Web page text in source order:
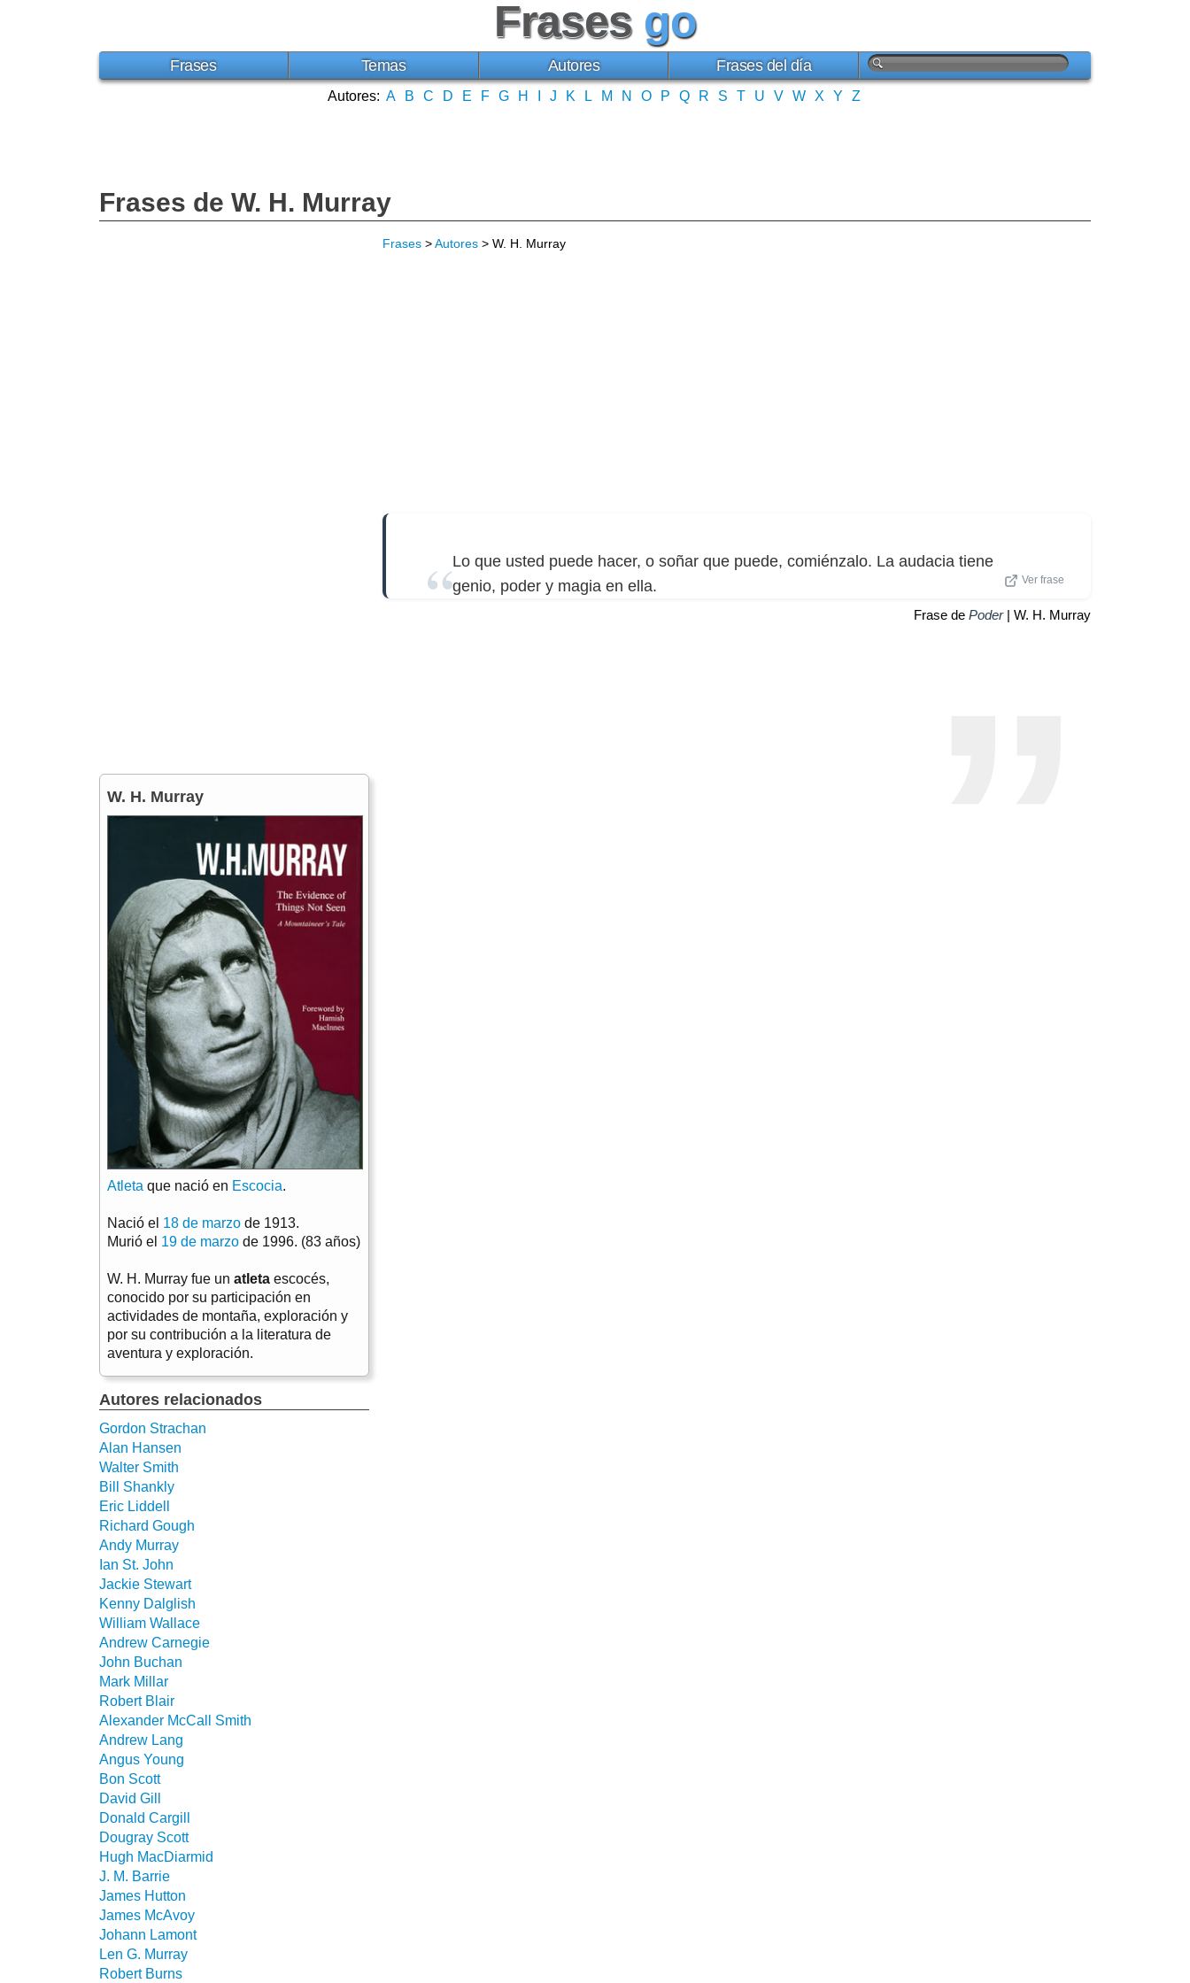
Frases go
Frases Temas Autores Frases del día
Autores: A B C D E F G H J K L M N O P Q R S T U V W X Y Z
Frases de W. H. Murray
Frases >Autores > W. H. Murray
Lo que usted puede hacer, o soñar que puede, comiénzalo. La audacia tiene
genio, poder y magia en ella.
Ver frase
Frase de Poder| W. H. Murray
W. H. Murray
Atleta que nació en Escocia.
Nació el 18 de marzo de 1913.
Murió el 19 de marzo de 1996. (83 años)
W. H. Murray fue un atleta escocés,
conocido por su participación en
actividades de montaña, exploración y
por su contribución a la literatura de
aventura y exploración.
Autores relacionados
Gordon Strachan
Alan Hansen
Walter Smith
Bill Shankly
Eric Liddell
Richard Gough
Andy Murray
Ian St. John
Jackie Stewart
Kenny Dalglish
William Wallace
Andrew Carnegie
John Buchan
Mark Millar
Robert Blair
Alexander McCall Smith
Andrew Lang
Angus Young
Bon Scott
David Gill
Donald Cargill
Dougray Scott
Hugh MacDiarmid
J. M. Barrie
James Hutton
James McAvoy
Johann Lamont
Len G. Murray
Robert Burns